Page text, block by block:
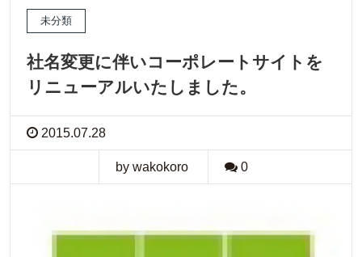
未分類
社名変更に伴いコーポレートサイトを
リニューアルいたしました。
2015.07.28
by wakokoro 0